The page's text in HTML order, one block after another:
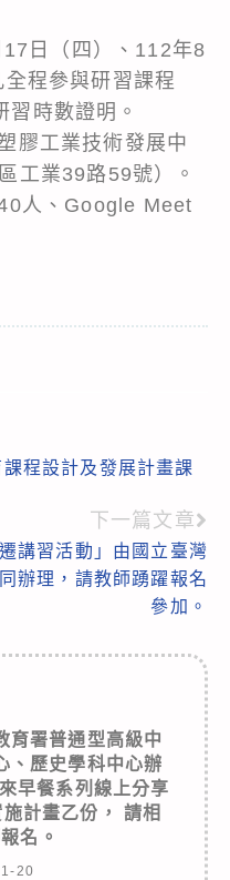
日（四）、112年8
程參與研習課程
時數證明。
膠工業技術發展中
工業39路59號）。
人、Google Meet
程設計及發展計畫課
下一篇文章
講習活動」由國立臺灣
辦理，請教師踴躍報名
參加。
育署普通型高級中
、歷史學科中心辦
早餐系列線上分享
計畫乙份， 請相
名。
20